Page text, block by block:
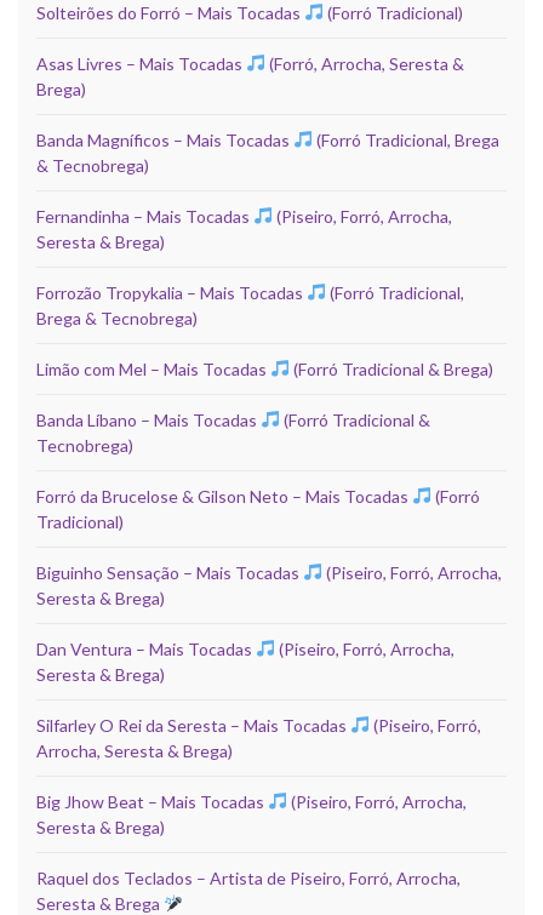
Solteirões do Forró – Mais Tocadas (Forró Tradicional)
Asas Livres – Mais Tocadas
(Forró, Arrocha, Seresta &
Brega)
Banda Magníficos – Mais Tocadas
(Forró Tradicional, Brega
& Tecnobrega)
Fernandinha – Mais Tocadas
(Piseiro, Forró, Arrocha,
Seresta & Brega)
Forrozão Tropykalia – Mais Tocadas
(Forró Tradicional,
Brega & Tecnobrega)
Limão com Mel – Mais Tocadas (Forró Tradicional & Brega)
Banda Líbano – Mais Tocadas
(Forró Tradicional &
Tecnobrega)
Forró da Brucelose & Gilson Neto – Mais Tocadas
(Forró
Tradicional)
Biguinho Sensação – Mais Tocadas
(Piseiro, Forró, Arrocha,
Seresta & Brega)
Dan Ventura – Mais Tocadas
(Piseiro, Forró, Arrocha,
Seresta & Brega)
Silfarley O Rei da Seresta – Mais Tocadas
(Piseiro, Forró,
Arrocha, Seresta & Brega)
Big Jhow Beat – Mais Tocadas
(Piseiro, Forró, Arrocha,
Seresta & Brega)
Raquel dos Teclados – Artista de Piseiro, Forró, Arrocha,
Seresta & Brega